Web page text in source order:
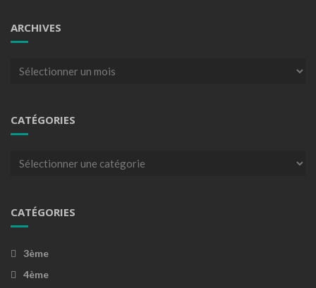
ARCHIVES
Archives
CATÉGORIES
Catégories
CATÉGORIES
3ème
4ème